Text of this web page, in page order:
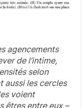
agencements
de l’intime,
selon
aussi les cercles
voient
êtres entre eux –